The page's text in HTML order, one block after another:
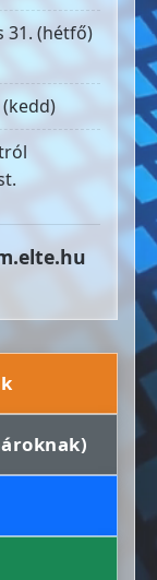
31. (hétfő)